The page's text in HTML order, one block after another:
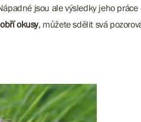
jsou ale výsledky jeho
okusy, můžete sdělit svá